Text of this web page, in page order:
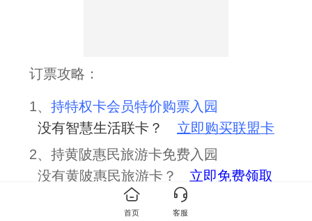
订票攻略 ：
1、 持特权卡会员特价购票入园
没有智慧生活联卡？ 立即购买联盟卡
2、持黄陂惠民旅游卡免费入园
没有黄陂惠民旅游卡？
立即免费领取
3、持湖北省旅游年卡免费入园
首页 客服